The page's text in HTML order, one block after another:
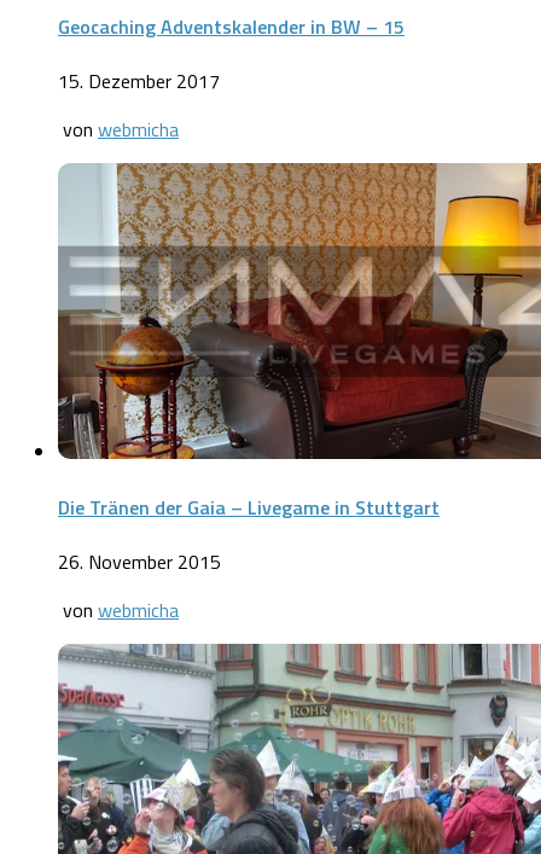
Geocaching Adventskalender in BW – 15
15. Dezember 2017
von webmicha
Die Tränen der Gaia – Livegame in Stuttgart
26. November 2015
von webmicha